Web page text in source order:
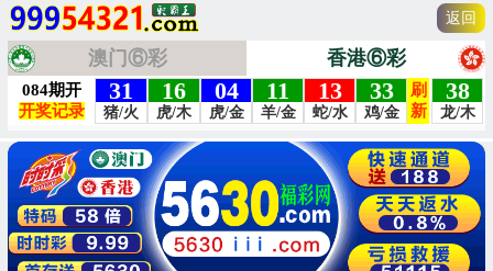
返回
澳门⑥彩 香港⑥彩